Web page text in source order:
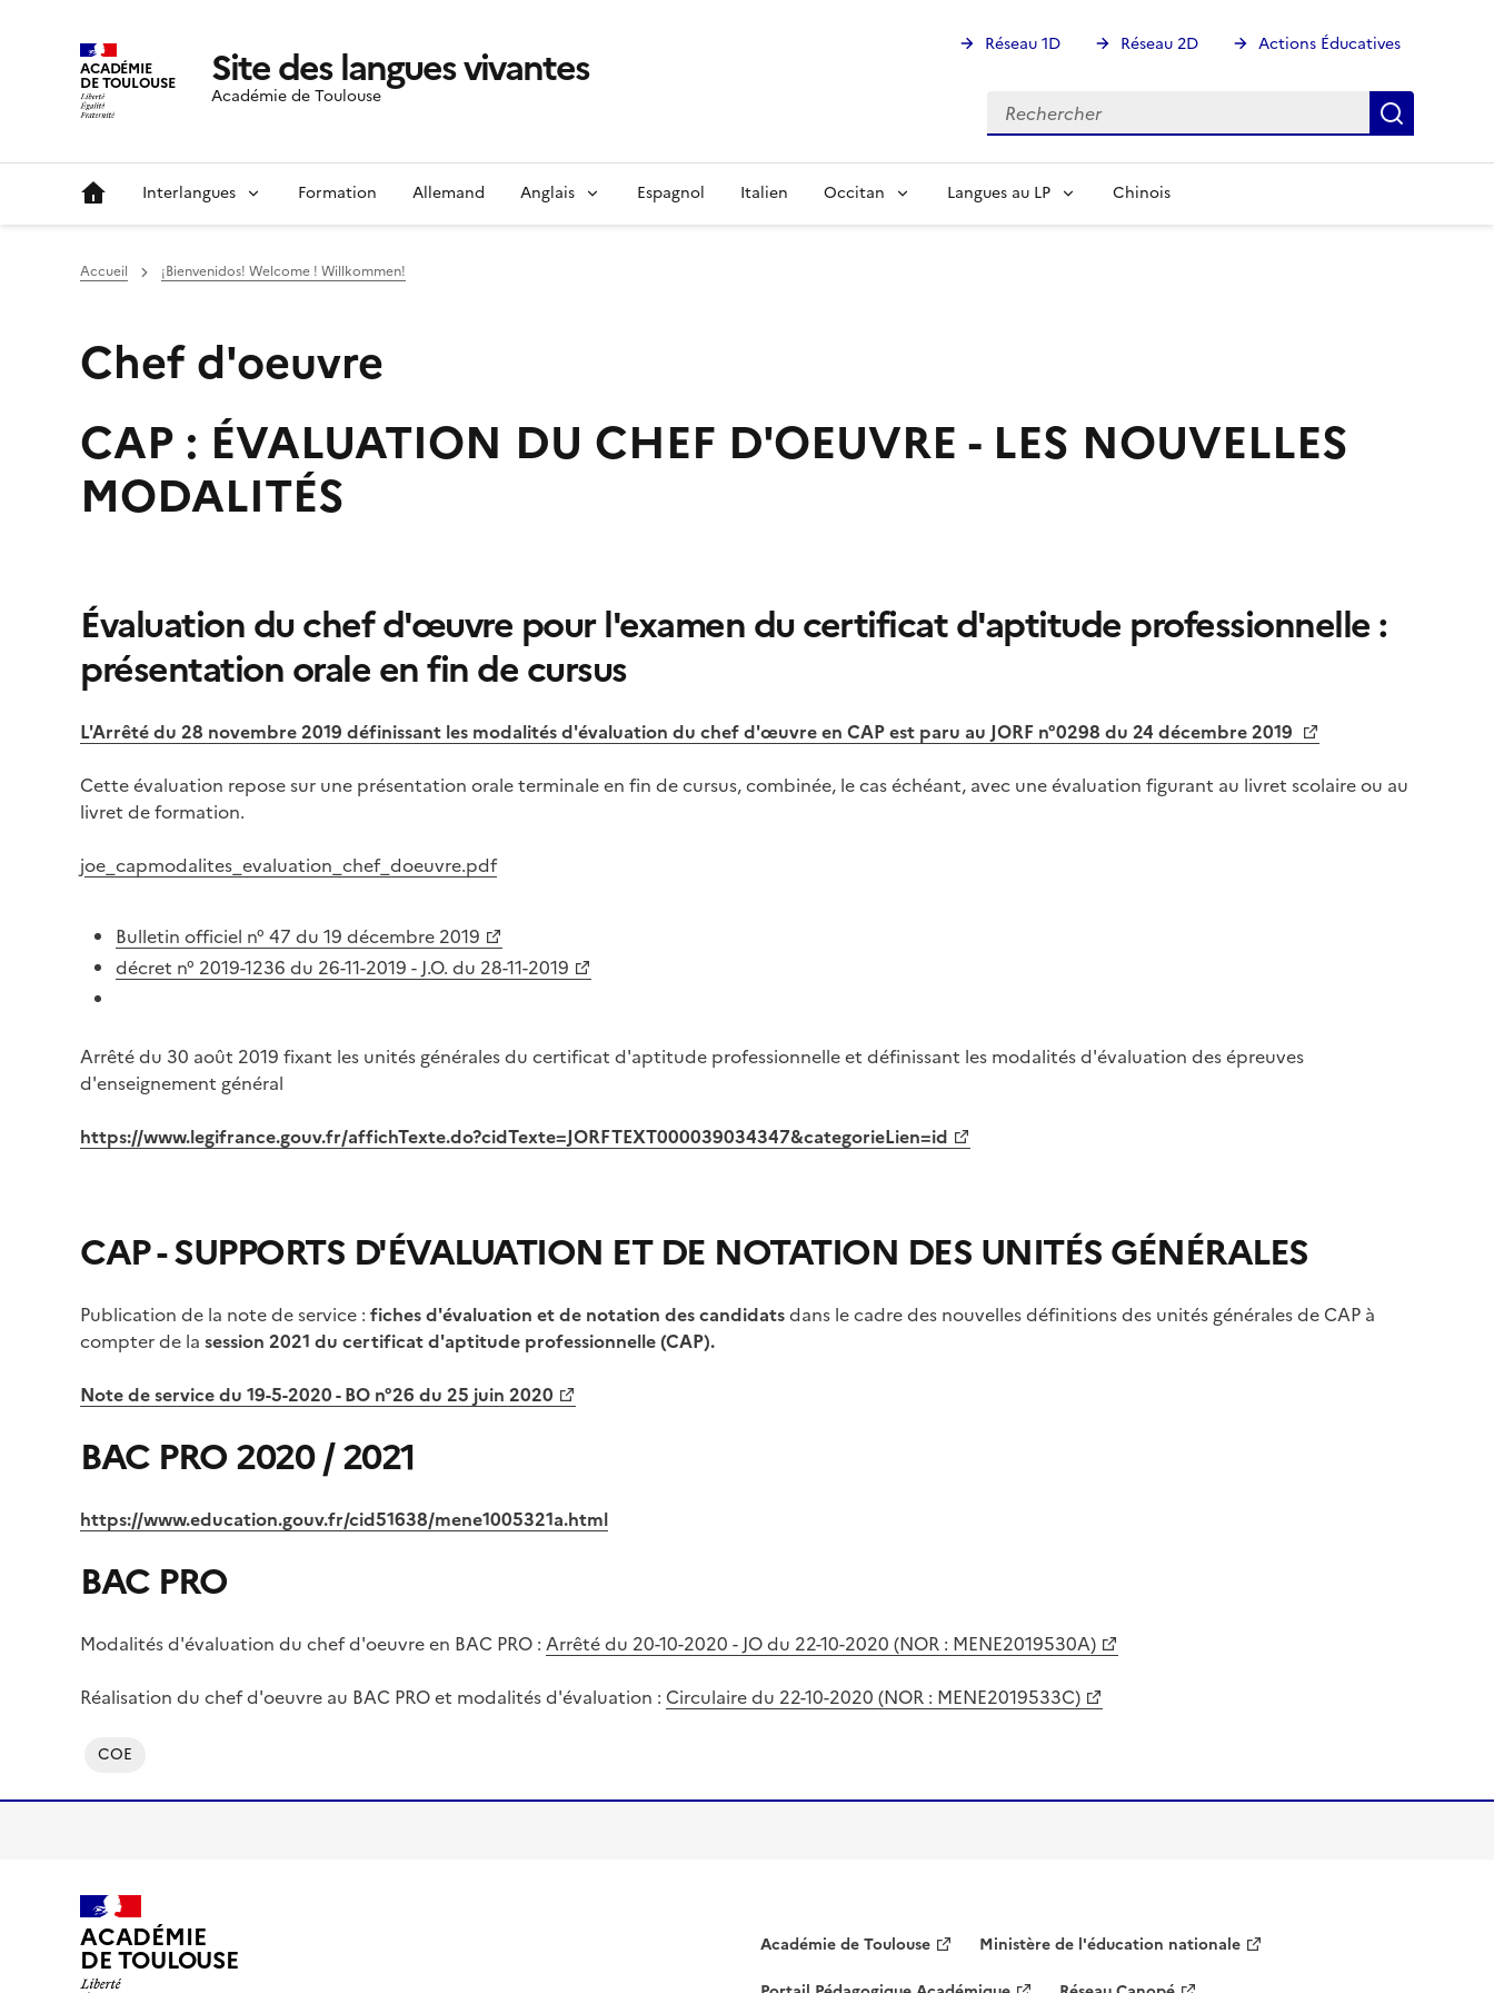
ACADÉMIE
DE TOULOUSE Site des langues vivantes
Académie de Toulouse
Réseau 1D Réseau 2D Actions Éducatives
Rechercher
Rechercher
Interlangues Formation Allemand Anglais Espagnol Italien Occitan Langues au LP Chinois
Accueil ¡Bienvenidos! Welcome ! Willkommen!
Chef d'oeuvre
CAP : ÉVALUATION DU CHEF D'OEUVRE - LES NOUVELLES
MODALITÉS
Évaluation du chef d'œuvre pour l'examen du certificat d'aptitude professionnelle :
présentation orale en fin de cursus
L'Arrêté du 28 novembre 2019 définissant les modalités d'évaluation du chef d'œuvre en CAP est paru au JORF n°0298 du 24 décembre 2019
Cette évaluation repose sur une présentation orale terminale en fin de cursus, combinée, le cas échéant, avec une évaluation figurant au livret scolaire ou au
livret de formation.
joe_capmodalites_evaluation_chef_doeuvre.pdf
Bulletin officiel n° 47 du 19 décembre 2019
décret n° 2019-1236 du 26-11-2019 - J.O. du 28-11-2019
Arrêté du 30 août 2019 fixant les unités générales du certificat d'aptitude professionnelle et définissant les modalités d'évaluation des épreuves
d'enseignement général
https://www.legifrance.gouv.fr/affichTexte.do?cidTexte=JORFTEXT000039034347&categorieLien=id
CAP - SUPPORTS D'ÉVALUATION ET DE NOTATION DES UNITÉS GÉNÉRALES
Publication de la note de service : fiches d'évaluation et de notation des candidatsdans le cadre des nouvelles définitions des unités générales de CAP à
compter de la session 2021 du certificat d'aptitude professionnelle (CAP).
Note de service du 19-5-2020 - BO n°26 du 25 juin 2020
BAC PRO 2020 / 2021
https://www.education.gouv.fr/cid51638/mene1005321a.html
BAC PRO
Modalités d'évaluation du chef d'oeuvre en BAC PRO : Arrêté du 20-10-2020 - JO du 22-10-2020 (NOR : MENE2019530A)
Réalisation du chef d'oeuvre au BAC PRO et modalités d'évaluation : Circulaire du 22-10-2020 (NOR : MENE2019533C)
COE
ACADÉMIE
DE TOULOUSE Académie de Toulouse
Ministère de l'éducation nationale